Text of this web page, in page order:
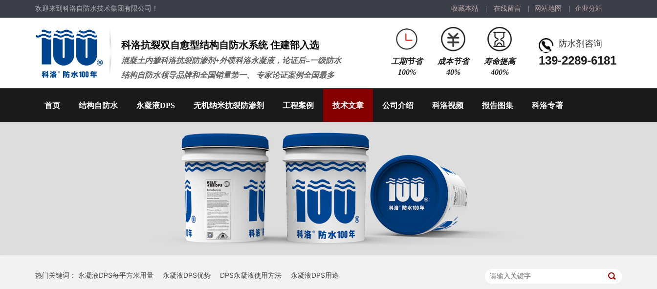
收藏本站 在线留言 网站地图 企业分站
欢迎来到科洛自防水技术集团有限公司！
科洛抗裂双自愈型结构自防水系统 住建部入选
混凝土内掺科洛抗裂防渗剂+外喷科洛永凝液，论证后=一级防水
结构自防水领导品牌和全国销量第一、 专家论证案例全国最多
防水剂咨询
139-2289-6181
工期节省
100%
成本节省
40%
寿命提高
400%
首页 结构自防水 永凝液DPS 无机纳米抗裂防渗剂 工程案例 技术文章 公司介绍 科洛视频 报告图集 科洛专著
热门关键词： 永凝液DPS每平方米用量 永凝液DPS优势 DPS永凝液使用方法 永凝液DPS用途